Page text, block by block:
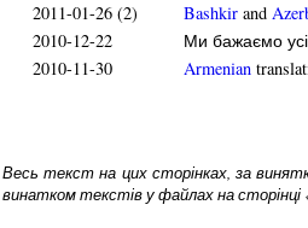
2011-01-26 (2)
Bashkir and
2010-12-22
Ми бажаємо
2010-11-30
Armenian
Весь текст на цих сторінках, за
винатком текстів у файлах на